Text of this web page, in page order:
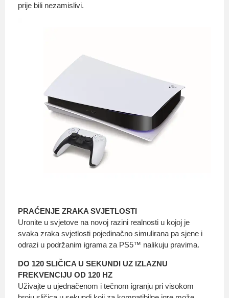
prije bili nezamislivi.
PRAĆENJE ZRAKA SVJETLOSTI
Uronite u svjetove na novoj razini realnosti u kojoj je
svaka zraka svjetlosti pojedinačno simulirana pa sjene i
odrazi u podržanim igrama za PS5™ nalikuju pravima.
DO 120 SLIČICA U SEKUNDI UZ IZLAZNU
FREKVENCIJU OD 120 HZ
Uživajte u ujednačenom i tečnom igranju pri visokom